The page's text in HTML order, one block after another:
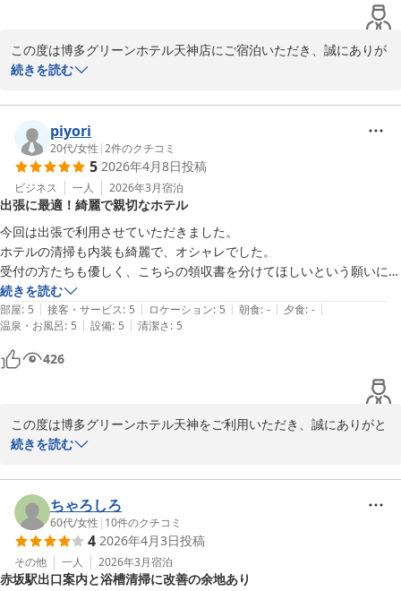
またお近くへお越しの際には、ぜひ当ホテルをご利用いただけまし
たら幸いでございます。
フロント　河本
博多グリーンホテル天神
2026-04-24
この度は博多グリーンホテル天神店にご宿泊いただき、誠にありが
とうございました。
当館の立地につきましてご満足いただけたご様子を大変嬉しく拝読
いたしました。天神や大名、屋台巡りなど、福岡でのご滞在を満喫
していただけたようで何よりでございます。
また、地下鉄赤坂駅5番出口から徒歩1〜2分とアクセスの良さも、
多くのお客様にご好評をいただいております。
お部屋やお風呂の広さにつきましてはご不便をおかけした部分もあ
ったかと存じますが、清潔さや朝食についてお褒めのお言葉を頂戴
し、大変光栄に存じます。
さらに、チェックイン13時・チェックアウト12時で最大23時間ご
滞在いただける点につきましても、ご満足いただけたようで嬉しく
思います。
今後もより快適にお過ごしいただけるホテルを目指し、サービス向
上に努めてまいります。
また福岡へお越しの際は、ぜひ当ホテルをご利用くださいませ。
フロント　池田
博多グリーンホテル天神
2026-04-11
続きを読む
piyori
20代/女性 |2件のクチコミ
5 2026年4月8日投稿
ビジネス 一人 2026年3月宿泊
出張に最適！綺麗で親切なホテル
今回は出張で利用させていただきました。
ホテルの清掃も内装も綺麗で、オシャレでした。
受付の方たちも優しく、こちらの領収書を分けてほしいという願いにも
優しく答えてくださりました🙇🏻‍♀️
ランドリーの使用状況がリアルタイムでテレビで見れるのが、長期滞在
において非常に助かる点でした。
次回の出張でも必ず使用させていただきたいホテルです！
続きを読む
部屋: 5 | 接客・サービス: 5 | ロケーション: 5 | 朝食: - | 夕食: - |
温泉・お風呂: 5 | 設備: 5 | 清潔さ: 5
426
この度は博多グリーンホテル天神をご利用いただき、誠にありがと
うございます。
す。
清掃や内装につきましてお褒めのお言葉をいただき、大変嬉しく存
じます。
また、スタッフの対応や領収書のご要望につきましてもご満足いた
だけたとのこと、何よりでございます。
続きを読む
ちゃろしろ
60代/女性 | 10件のクチコミ
4 2026年4月3日投稿
その他 一人 2026年3月宿泊
赤坂駅出口案内と浴槽清掃に改善の余地あり